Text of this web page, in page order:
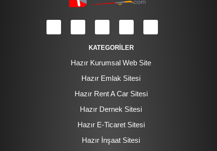
KATEGORİLER
Hazır Kurumsal Web Site
Hazır Emlak Sitesi
Hazır Rent A Car Sitesi
Hazır Dernek Sitesi
Hazır E-Ticaret Sitesi
Hazır İnşaat Sitesi